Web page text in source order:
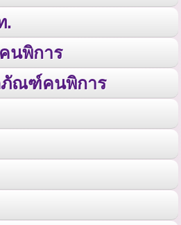
.
นพิการ
ภัณฑ์คนพิการ